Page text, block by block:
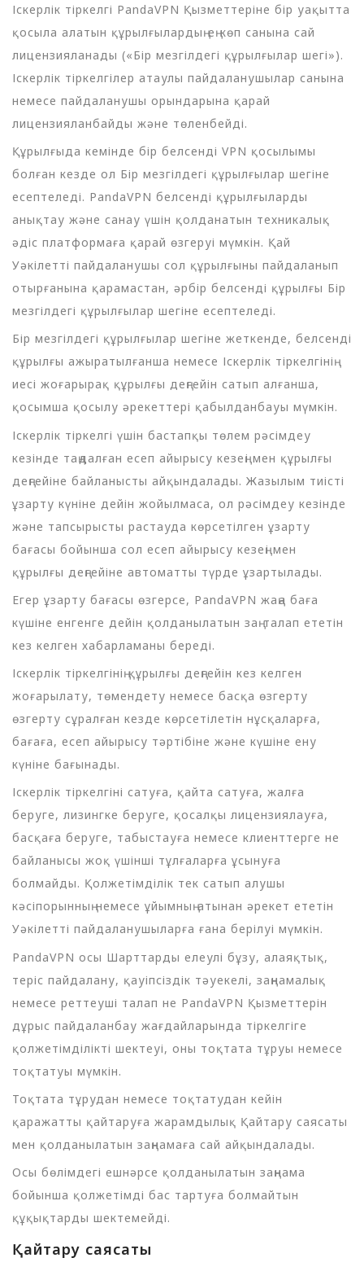
Іскерлік тіркелгі PandaVPN Қызметтеріне бір уақытта
қосыла алатын құрылғылардың ең көп санына сай
лицензияланады («Бір мезгілдегі құрылғылар шегі»).
Іскерлік тіркелгілер атаулы пайдаланушылар санына
немесе пайдаланушы орындарына қарай
лицензияланбайды және төленбейді.
Құрылғыда кемінде бір белсенді VPN қосылымы
болған кезде ол Бір мезгілдегі құрылғылар шегіне
есептеледі. PandaVPN белсенді құрылғыларды
анықтау және санау үшін қолданатын техникалық
әдіс платформаға қарай өзгеруі мүмкін. Қай
Уәкілетті пайдаланушы сол құрылғыны пайдаланып
отырғанына қарамастан, әрбір белсенді құрылғы Бір
мезгілдегі құрылғылар шегіне есептеледі.
Бір мезгілдегі құрылғылар шегіне жеткенде, белсенді
құрылғы ажыратылғанша немесе Іскерлік тіркелгінің
иесі жоғарырақ құрылғы деңгейін сатып алғанша,
қосымша қосылу әрекеттері қабылданбауы мүмкін.
Іскерлік тіркелгі үшін бастапқы төлем рәсімдеу
кезінде таңдалған есеп айырысу кезеңі мен құрылғы
деңгейіне байланысты айқындалады. Жазылым тиісті
ұзарту күніне дейін жойылмаса, ол рәсімдеу кезінде
және тапсырысты растауда көрсетілген ұзарту
бағасы бойынша сол есеп айырысу кезеңі мен
құрылғы деңгейіне автоматты түрде ұзартылады.
Егер ұзарту бағасы өзгерсе, PandaVPN жаңа баға
күшіне енгенге дейін қолданылатын заң талап ететін
кез келген хабарламаны береді.
Іскерлік тіркелгінің құрылғы деңгейін кез келген
жоғарылату, төмендету немесе басқа өзгерту
өзгерту сұралған кезде көрсетілетін нұсқаларға,
бағаға, есеп айырысу тәртібіне және күшіне ену
күніне бағынады.
Іскерлік тіркелгіні сатуға, қайта сатуға, жалға
беруге, лизингке беруге, қосалқы лицензиялауға,
басқаға беруге, табыстауға немесе клиенттерге не
байланысы жоқ үшінші тұлғаларға ұсынуға
болмайды. Қолжетімділік тек сатып алушы
кәсіпорынның немесе ұйымның атынан әрекет ететін
Уәкілетті пайдаланушыларға ғана берілуі мүмкін.
PandaVPN осы Шарттарды елеулі бұзу, алаяқтық,
теріс пайдалану, қауіпсіздік тәуекелі, заңнамалық
немесе реттеуші талап не PandaVPN Қызметтерін
дұрыс пайдаланбау жағдайларында тіркелгіге
қолжетімділікті шектеуі, оны тоқтата тұруы немесе
тоқтатуы мүмкін.
Тоқтата тұрудан немесе тоқтатудан кейін
қаражатты қайтаруға жарамдылық Қайтару саясаты
мен қолданылатын заңнамаға сай айқындалады.
Осы бөлімдегі ешнәрсе қолданылатын заңнама
бойынша қолжетімді бас тартуға болмайтын
құқықтарды шектемейді.
Қайтару саясаты